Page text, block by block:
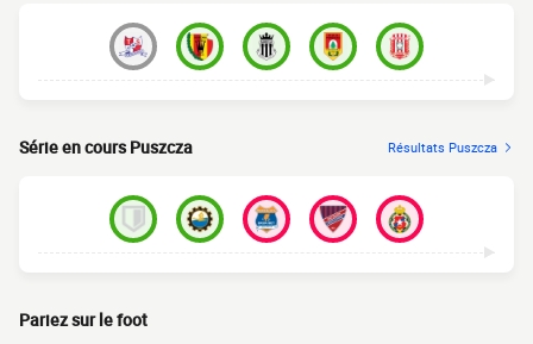
Série en cours Puszcza Résultats Puszcza
Pariez sur le foot